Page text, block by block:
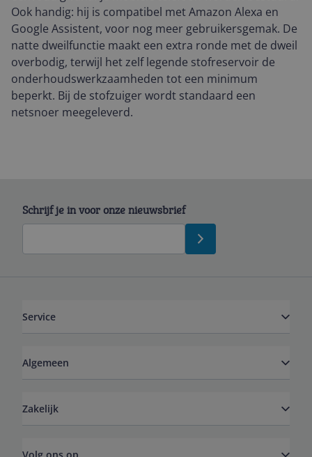
Ook handig: hij is compatibel met Amazon Alexa en
Google Assistent, voor nog meer gebruikersgemak. De
natte dweilfunctie maakt een extra ronde met de dweil
overbodig, terwijl het zelf legende stofreservoir de
onderhoudswerkzaamheden tot een minimum
beperkt. Bij de stofzuiger wordt standaard een
netsnoer meegeleverd.
Schrijf je in voor onze nieuwsbrief
Service
Algemeen
Zakelijk
Volg ons op